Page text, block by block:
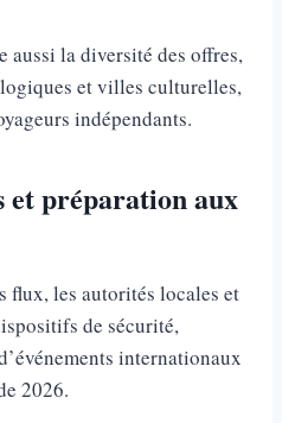
aussi la diversité des offres,
et villes culturelles,
indépendants.
et préparation aux
flux, les autorités locales et
de sécurité,
internationaux
2026.